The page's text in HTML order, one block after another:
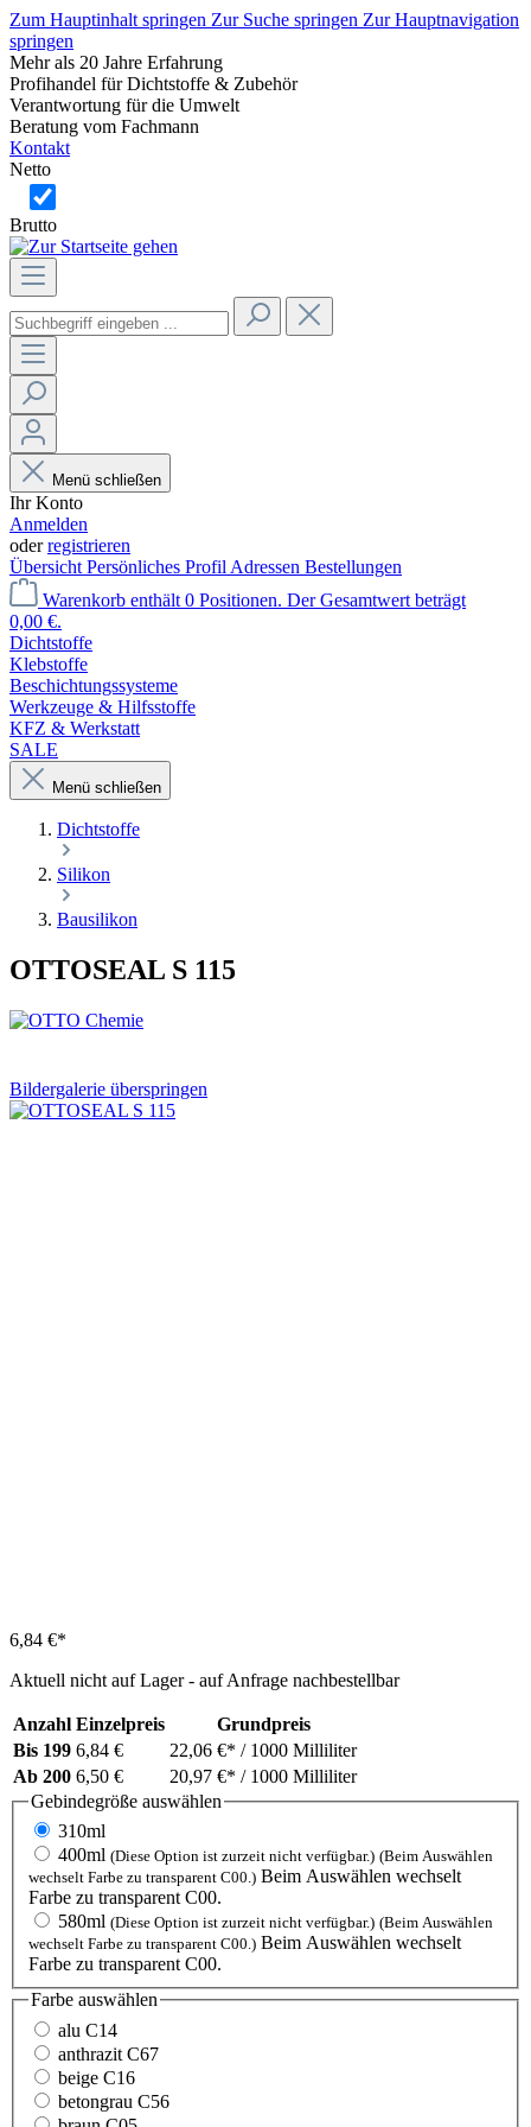
Zum Hauptinhalt springen Zur Suche springen Zur Hauptnavigation
springen
Mehr als 20 Jahre Erfahrung
Profihandel für Dichtstoffe & Zubehör
Verantwortung für die Umwelt
Beratung vom Fachmann
Kontakt
Netto
Brutto
Menü schließen
Ihr Konto
Anmelden
oderregistrieren
Übersicht Persönliches Profil Adressen Bestellungen
Warenkorb enthält 0 Positionen. Der Gesamtwert beträgt
0,00 €.
Dichtstoffe
Klebstoffe
Beschichtungssysteme
Werkzeuge & Hilfsstoffe
KFZ & Werkstatt
SALE
Menü schließen
Dichtstoffe
Silikon
Bausilikon
OTTOSEAL S 115
Bildergalerie überspringen
6,84 €*
Aktuell nicht auf Lager - auf Anfrage nachbestellbar
Anzahl Einzelpreis
Grundpreis
Bis 199 6,84 € 22,06 €* / 1000 Milliliter
Ab 200 6,50 € 20,97 €* / 1000 Milliliter
Gebindegröße auswählen
310ml
400ml (Diese Option ist zurzeit nicht verfügbar.) (Beim Auswählen
wechselt Farbe zu transparent C00.) Beim Auswählen wechselt
Farbe zu transparent C00.
580ml (Diese Option ist zurzeit nicht verfügbar.) (Beim Auswählen
wechselt Farbe zu transparent C00.) Beim Auswählen wechselt
Farbe zu transparent C00.
Farbe auswählen
alu C14
anthrazit C67
beige C16
betongrau C56